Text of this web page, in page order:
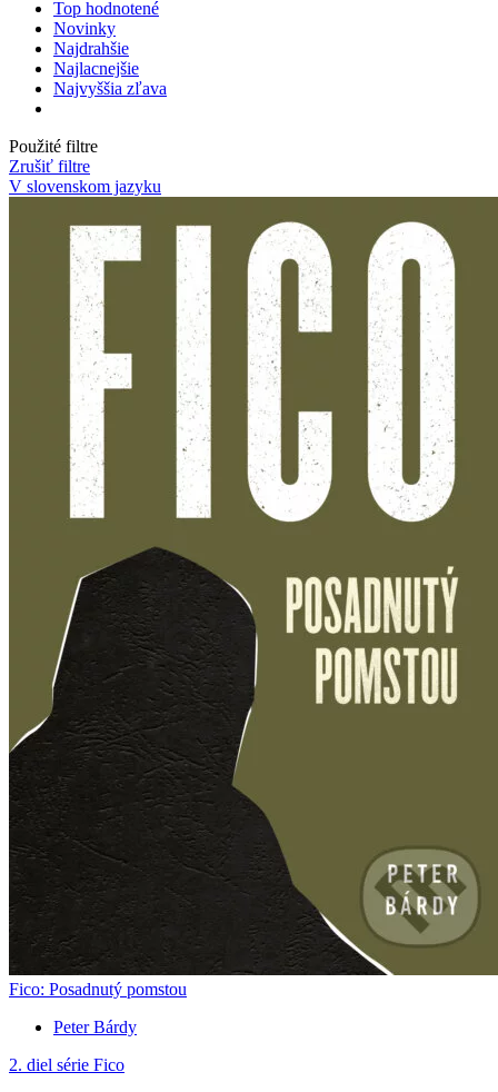
Top hodnotené
Novinky
Najdrahšie
Najlacnejšie
Najvyššia zľava
Použité filtre
Zrušiť filtre
V slovenskom jazyku
Fico: Posadnutý pomstou
Peter Bárdy
2. diel série Fico